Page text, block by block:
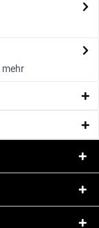
mehr